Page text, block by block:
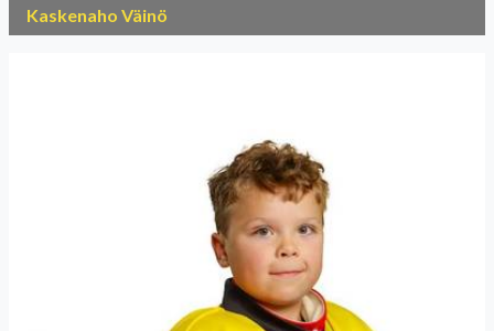
Kaskenaho Väinö